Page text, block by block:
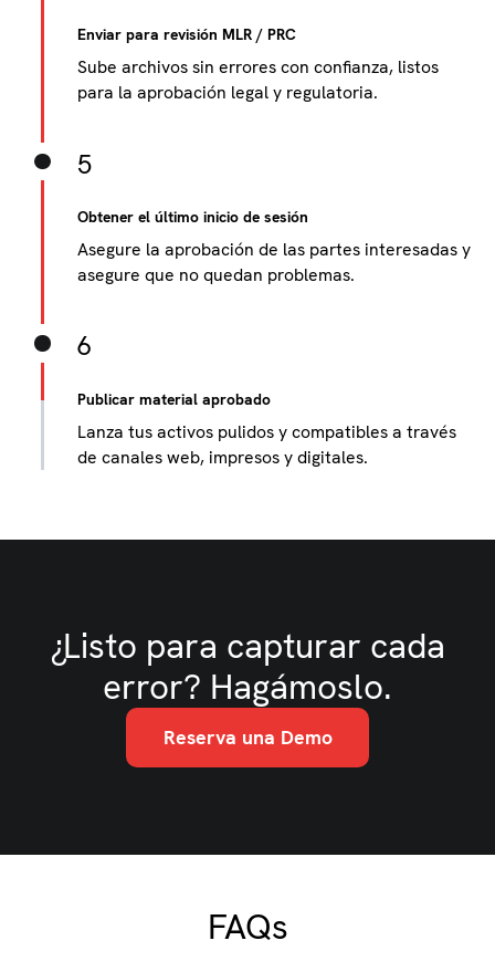
Enviar para revisión MLR / PRC
Sube archivos sin errores con confianza, listos
para la aprobación legal y regulatoria.
5
Obtener el último inicio de sesión
Asegure la aprobación de las partes interesadas y
asegure que no quedan problemas.
6
Publicar material aprobado
Lanza tus activos pulidos y compatibles a través
de canales web, impresos y digitales.
¿Listo para capturar cada
error? Hagámoslo.
Reserva una Demo
FAQs